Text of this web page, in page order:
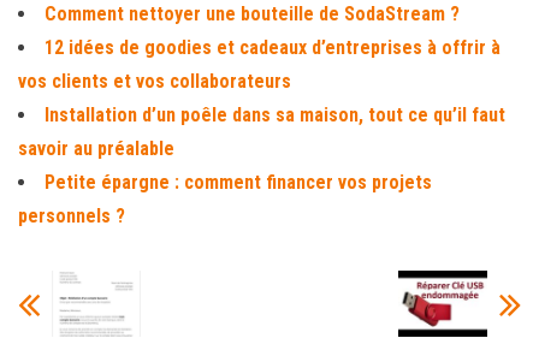
Comment nettoyer une bouteille de SodaStream ?
12 idées de goodies et cadeaux d’entreprises à offrir à
vos clients et vos collaborateurs
Installation d’un poêle dans sa maison, tout ce qu’il faut
savoir au préalable
Petite épargne : comment financer vos projets
personnels ?